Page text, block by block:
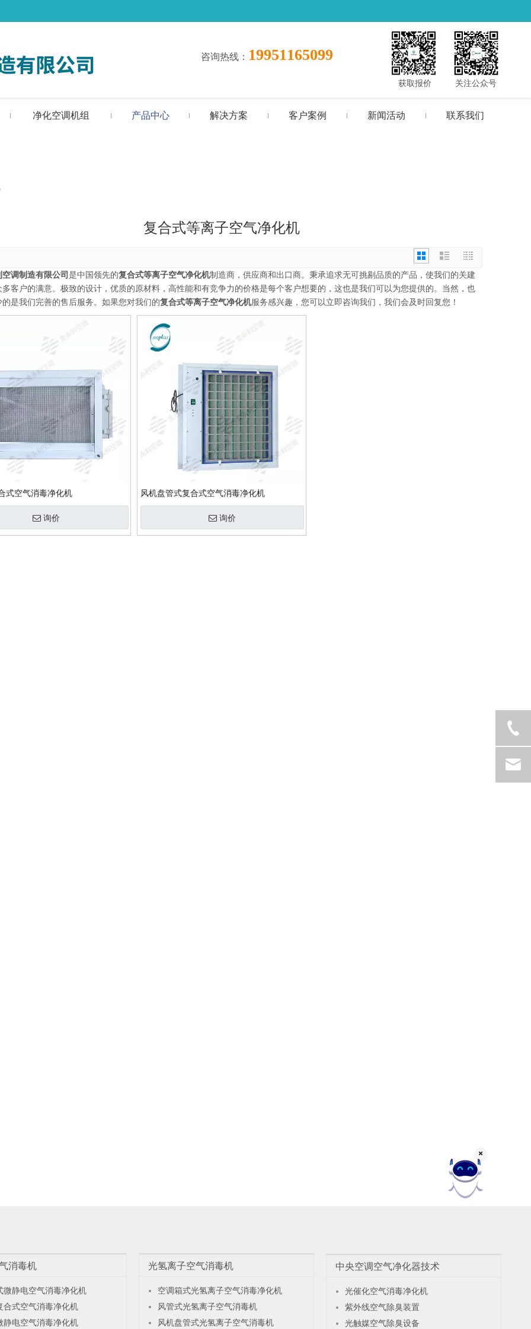
咨询热线 ： 19951165099
获取报价 关注公众号
净化空调机组 产品中心 解决方案 客户案例 新闻活动 联系我们
复合式等离子空气净化机
调制造有限公司 是中国领先的复合式等离子空气净化机制造商，供应商和出口商。秉承追求无可挑剔品质的产品，使我们的关建
多客户的满意。极致的设计，优质的原材料，高性能和有竞争力的价格是每个客户想要的，这也是我们可以为您提供的。当然，也
的是我们完善的售后服务。如果您对我们的复合式等离子空气净化机服务感兴趣，您可以立即咨询我们，我们会及时回复您！
式空气消毒净化机
询价
风机盘管式复合式空气消毒净化机
询价
消毒机
微静电空气消毒净化机
合式空气消毒净化机
静电空气消毒净化机
光氢离子空气消毒机
空调箱式光氢离子空气消毒净化机
风管式光氢离子空气消毒机
风机盘管式光氢离子空气消毒机
中央空调空气净化器技术
光催化空气消毒净化机
紫外线空气除臭装置
光触媒空气除臭设备